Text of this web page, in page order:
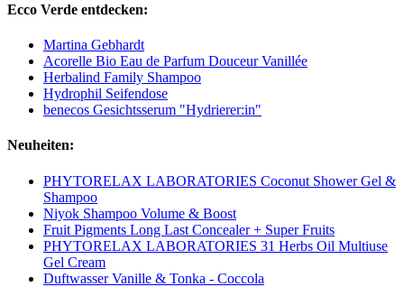
Ecco Verde entdecken:
Martina Gebhardt
Acorelle Bio Eau de Parfum Douceur Vanillée
Herbalind Family Shampoo
Hydrophil Seifendose
benecos Gesichtsserum "Hydrierer:in"
Neuheiten:
PHYTORELAX LABORATORIES Coconut Shower Gel &
Shampoo
Niyok Shampoo Volume & Boost
Fruit Pigments Long Last Concealer + Super Fruits
PHYTORELAX LABORATORIES 31 Herbs Oil Multiuse
Gel Cream
Duftwasser Vanille & Tonka - Coccola